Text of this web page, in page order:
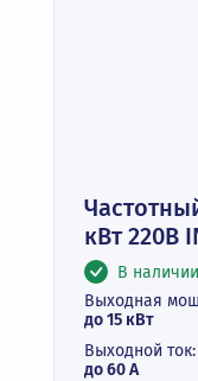
кВт 220В
В наличии
Выходная
до 15 кВт
Выходной ток:
до 60 А